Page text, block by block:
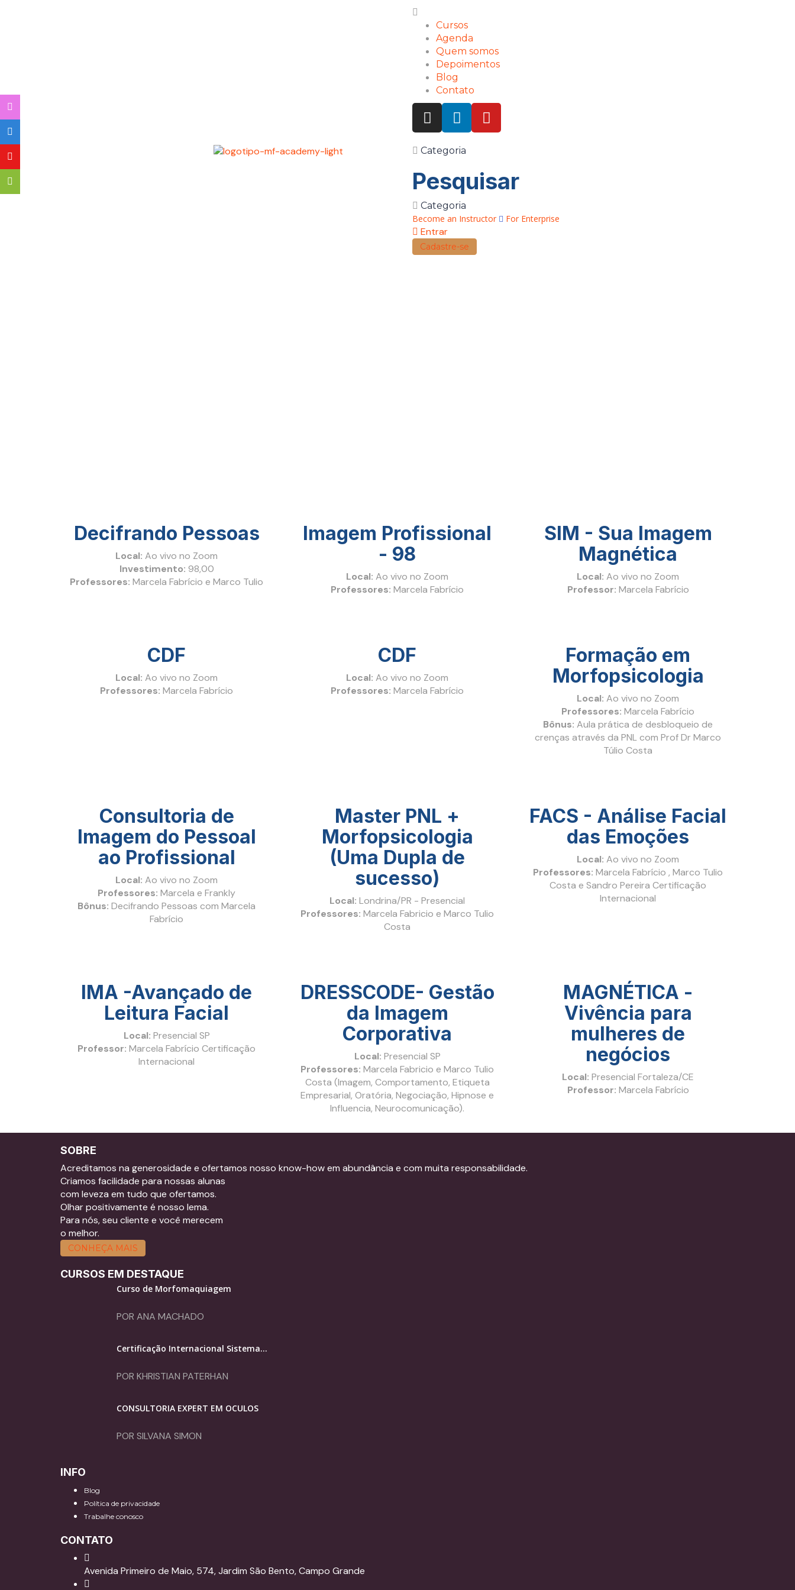
Cursos
Agenda
Quem somos
Depoimentos
Blog
Contato
Categoria
Pesquisar
Categoria
Become an Instructor
For Enterprise
Entrar
Cadastre-se
Decifrando Pessoas
Local: Ao vivo no Zoom
Investimento: 98,00
Professores: Marcela Fabrício e Marco Tulio
Imagem Profissional
- 98
Local: Ao vivo no Zoom
Professores: Marcela Fabrício
SIM - Sua Imagem
Magnética
Local: Ao vivo no Zoom
Professor: Marcela Fabrício
CDF
Local: Ao vivo no Zoom
Professores: Marcela Fabrício
CDF
Local: Ao vivo no Zoom
Professores: Marcela Fabrício
Formação em
Morfopsicologia
Local: Ao vivo no Zoom
Professores: Marcela Fabrício
Bônus: Aula prática de desbloqueio de
crenças através da PNL com Prof Dr Marco
Túlio Costa
Consultoria de
Imagem do Pessoal
ao Profissional
Local: Ao vivo no Zoom
Professores:Marcela e Frankly
Bônus:Decifrando Pessoas com Marcela
Fabrício
Master PNL +
Morfopsicologia
(Uma Dupla de
sucesso)
Local: Londrina/PR - Presencial
Professores: Marcela Fabricio e Marco Tulio
Costa
FACS - Análise Facial
das Emoções
Local: Ao vivo no Zoom
Professores: Marcela Fabrício , Marco Tulio
Costa e Sandro Pereira Certificação
Internacional
IMA -Avançado de
Leitura Facial
Local: Presencial SP
Professor: Marcela Fabrício Certificação
Internacional
DRESSCODE- Gestão
da Imagem
Corporativa
Local: Presencial SP
Professores: Marcela Fabricio e Marco Tulio
Costa (Imagem, Comportamento, Etiqueta
Empresarial, Oratória, Negociação, Hipnose e
Influencia, Neurocomunicação).
MAGNÉTICA -
Vivência para
mulheres de
negócios
Local: Presencial Fortaleza/CE
Professor: Marcela Fabrício
SOBRE
Acreditamos na generosidade e ofertamos nosso know-how em abundância e com muita responsabilidade.
Criamos facilidade para nossas alunas
com leveza em tudo que ofertamos.
Olhar positivamente é nosso lema.
Para nós, seu cliente e você merecem
o melhor.
CONHEÇA MAIS
CURSOS EM DESTAQUE
Curso de Morfomaquiagem
POR ANA MACHADO
Certificação Internacional Sistema...
POR KHRISTIAN PATERHAN
CONSULTORIA EXPERT EM ÓCULOS
POR SILVANA SIMON
INFO
Blog
Política de privacidade
Trabalhe conosco
CONTATO
Avenida Primeiro de Maio, 574, Jardim São Bento, Campo Grande